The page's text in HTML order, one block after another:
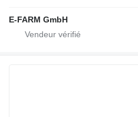
E-FARM GmbH